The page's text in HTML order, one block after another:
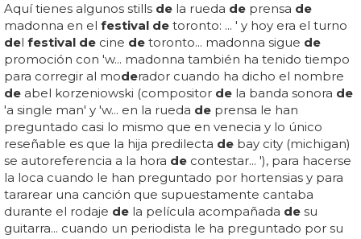
Aquí tienes algunos stills de la rueda de prensa de
madonna en el festival de toronto: ... ' y hoy era el turno
del festival de cine de toronto... madonna sigue de
promoción con 'w... madonna también ha tenido tiempo
para corregir al moderador cuando ha dicho el nombre
de abel korzeniowski (compositor de la banda sonora de
'a single man' y 'w... en la rueda de prensa le han
preguntado casi lo mismo que en venecia y lo único
reseñable es que la hija predilecta de bay city (michigan)
se autoreferencia a la hora de contestar... '), para hacerse
la loca cuando le han preguntado por hortensias y para
tararear una canción que supuestamente cantaba
durante el rodaje de la película acompañada de su
guitarra... cuando un periodista le ha preguntado por su